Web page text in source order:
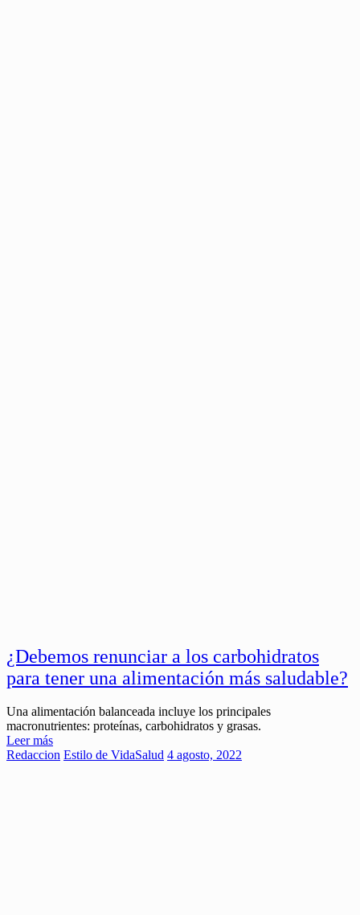
¿Debemos renunciar a los carbohidratos
para tener una alimentación más saludable?
Una alimentación balanceada incluye los principales
macronutrientes: proteínas, carbohidratos y grasas.
Leer más
Redaccion Estilo de VidaSalud 4 agosto, 2022